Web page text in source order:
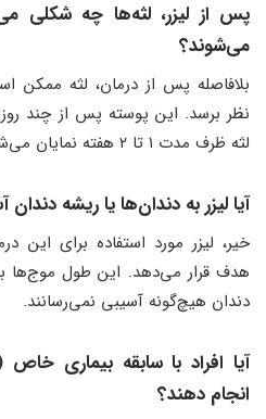
پس از لیزر، لثه‌ها چه شکلی
می‌شوند؟
بلافاصله پس از درمان، لثه
نظر برسد. این پوسته پس از چند
لثه ظرف مدت ۱ تا ۲ هفته نمایان می‌شود.
آیا لیزر به دندان‌ها یا ریشه
خیر، لیزر مورد استفاده برای این
هدف قرار می‌دهد. این طول موج‌ها
دندان هیچ‌گونه آسیبی نمی‌رسانند.
آیا افراد با سابقه بیماری
انجام دهند؟